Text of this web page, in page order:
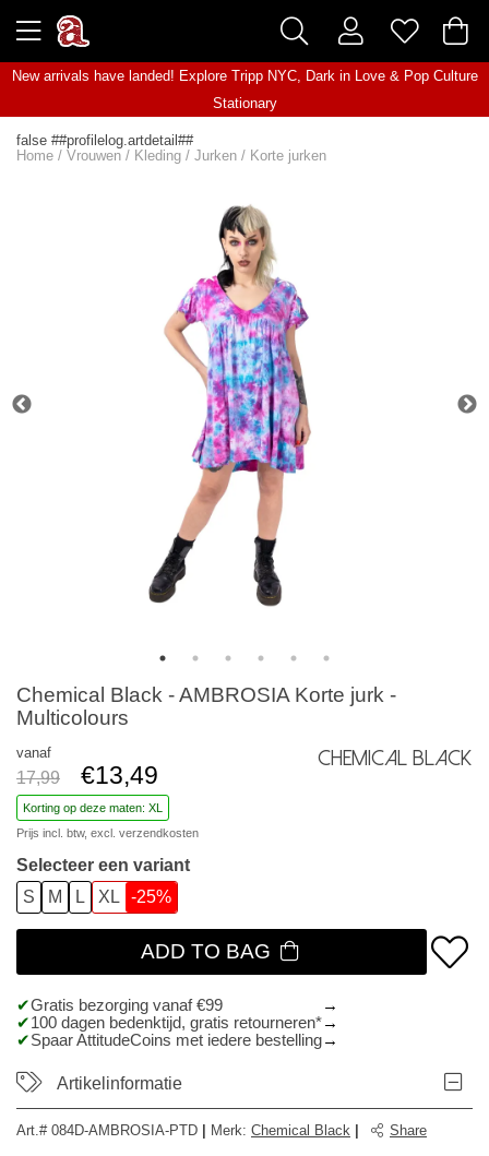
New arrivals have landed! Explore Tripp NYC, Dark in Love& Pop Culture
Stationary
false ##profilelog.artdetail##
Home / Vrouwen / Kleding / Jurken / Korte jurken
Chemical Black - AMBROSIA Korte jurk -
Multicolours
vanaf
17,99 €13,49
Korting op deze maten: XL
Prijs incl. btw, excl. verzendkosten
Chemical Black
Selecteer een variant
S
M L XL -25%
ADD TO BAG
Gratis bezorging vanaf €99
100 dagen bedenktijd, gratis retourneren*
Spaar AttitudeCoins met iedere bestelling
Artikelinformatie
Art.# 084D-AMBROSIA-PTD Merk: Chemical Black Share